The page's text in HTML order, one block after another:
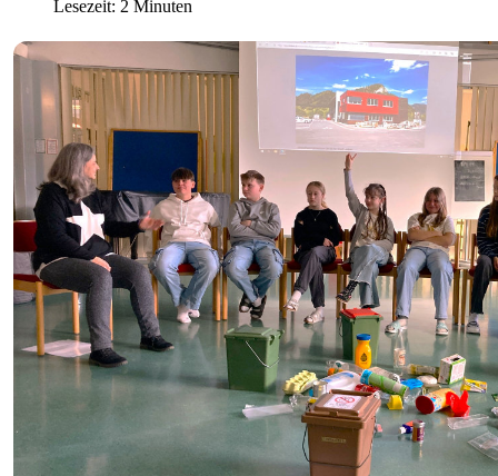
Lesezeit: 2 Minuten